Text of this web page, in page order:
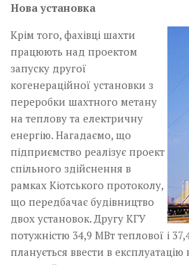
Нова установка
Крім того, фахівці шахти
працюють над проектом
запуску другої
когенераційної установки з
переробки шахт­ного метану
на теплову та електричну
енергію. Нагадаємо, що
підприємство реалізує проект
спільного здійснення в
рамках Кіотського протоколу,
що передбачає будівництво
двох установок. Другу КГУ
потужністю 34,9 МВт теплової і
планується ввести в